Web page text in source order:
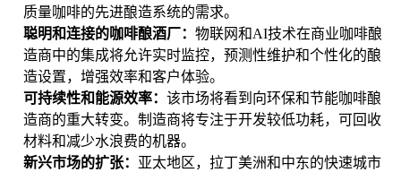
质量咖啡的先进酿造系统的需求。
聪明和连接的咖啡酿酒厂： 物联网和AI技术在商业咖啡酿
造商中的集成将允许实时监控，预测性维护和个性化的酿
造设置，增强效率和客户体验。
可持续性和能源效率： 该市场将看到向环保和节能咖啡酿
造商的重大转变。制造商将专注于开发较低功耗，可回收
材料和减少水浪费的机器。
新兴市场的扩张： 亚太地区，拉丁美洲和中东的快速城市